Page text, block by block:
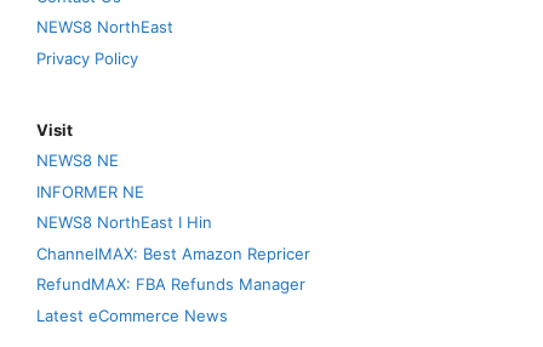
NEWS8 NorthEast
Privacy Policy
Visit
NEWS8 NE
INFORMER NE
NEWS8 NorthEast I Hin
ChannelMAX: Best Amazon Repricer
RefundMAX: FBA Refunds Manager
Latest eCommerce News